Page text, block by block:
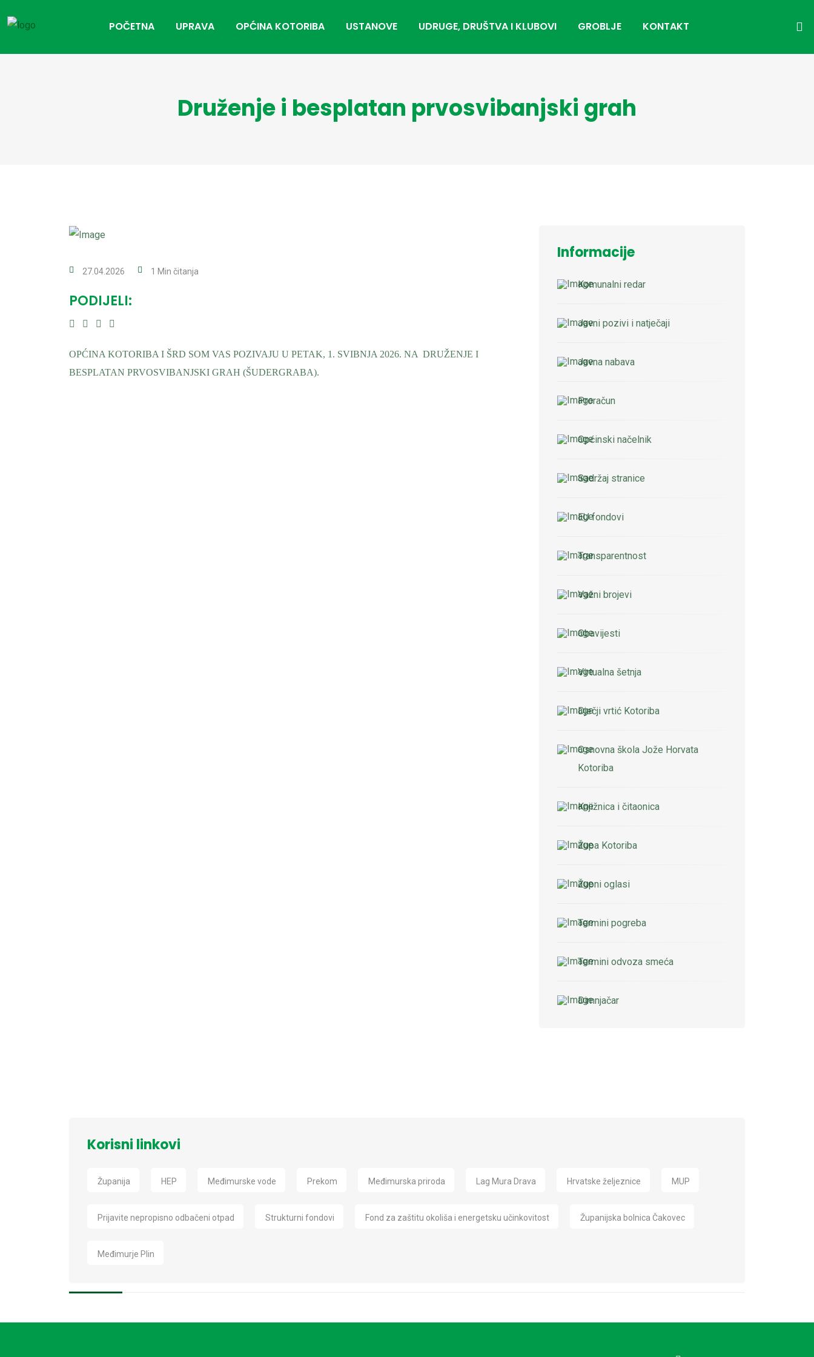
POČETNA UPRAVA OPĆINA KOTORIBA USTANOVE UDRUGE, DRUŠTVA I KLUBOVI GROBLJE KONTAKT
Druženje i besplatan prvosvibanjski grah
27.04.2026 1 Min čitanja
PODIJELI:
OPĆINA KOTORIBA I ŠRD SOM VAS POZIVAJU U PETAK, 1. SVIBNJA 2026. NA DRUŽENJE I
BESPLATAN PRVOSVIBANJSKI GRAH (ŠUDERGRABA).
Informacije
Komunalni redar
Javni pozivi i natječaji
Javna nabava
Proračun
Općinski načelnik
Sadržaj stranice
EU fondovi
Transparentnost
Važni brojevi
Obavijesti
Virtualna šetnja
Dječji vrtić Kotoriba
Osnovna škola Jože Horvata
Kotoriba
Knjižnica i čitaonica
Župa Kotoriba
Župni oglasi
Termini pogreba
Termini odvoza smeća
Dimnjačar
Korisni linkovi
Županija HEP Međimurske vode Prekom Međimurska priroda Lag Mura Drava Hrvatske željeznice MUP
Prijavite nepropisno odbačeni otpad Strukturni fondovi Fond za zaštitu okoliša i energetsku učinkovitost Županijska bolnica Čakovec
Međimurje Plin